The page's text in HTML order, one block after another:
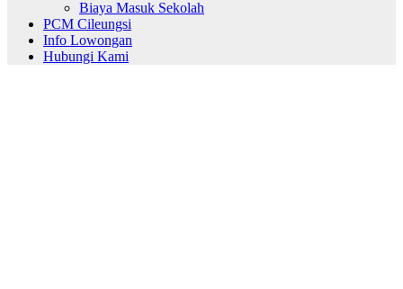
Biaya Masuk Sekolah
PCM Cileungsi
Info Lowongan
Hubungi Kami